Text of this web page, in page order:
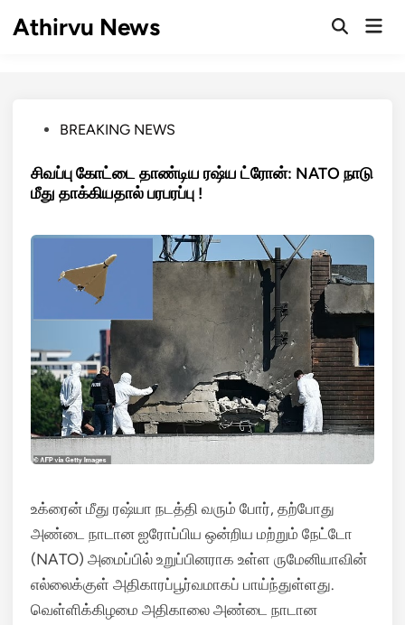
Athirvu News
OpenMain
PostedBREAKING NEWS
சிவப்பு கோட்டை தாண்டிய ரஷ்ய ட்ரோன்: NATO நாடு
மீது தாக்கியதால் பரபரப்பு !
உக்ரைன் மீது ரஷ்யா நடத்தி வரும் போர், தற்போது
அண்டை நாடான ஐரோப்பிய ஒன்றிய மற்றும் நேட்டோ
(NATO) அமைப்பில் உறுப்பினராக உள்ள ருமேனியாவின்
எல்லைக்குள் அதிகாரப்பூர்வமாகப் பாய்ந்துள்ளது.
வெள்ளிக்கிழமை அதிகாலை அண்டை நாடான